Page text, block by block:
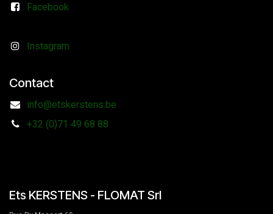
Facebook
Instagram
Contact
info@etskerstens.be
+32 (0)71 49 68 88
Ets KERSTENS - FLOMAT Srl